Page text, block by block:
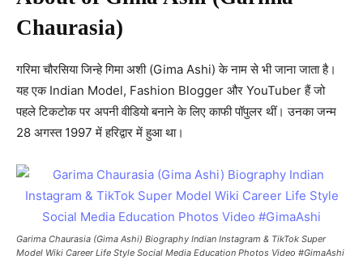
Chaurasia)
गरिमा चौरसिया जिन्हे गिमा अशी (Gima Ashi) के नाम से भी जाना जाता है।
यह एक Indian Model, Fashion Blogger और YouTuber हैं जो
पहले टिकटोक पर अपनी वीडियो बनाने के लिए काफी पॉपुलर थीं। उनका जन्म
28 अगस्त 1997 में हरिद्वार में हुआ था।
Garima Chaurasia (Gima Ashi) Biography Indian Instagram & TikTok Super
Model Wiki Career Life Style Social Media Education Photos Video #GimaAshi